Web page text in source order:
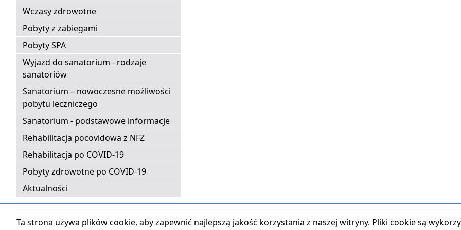
Wczasy zdrowotne
Pobyty z zabiegami
Pobyty SPA
Wyjazd do sanatorium - rodzaje
sanatoriów
Sanatorium – nowoczesne możliwości
pobytu leczniczego
Sanatorium - podstawowe informacje
Rehabilitacja pocovidowa z NFZ
Rehabilitacja po COVID-19
Pobyty zdrowotne po COVID-19
Aktualności
Strona główna | Kontakt z serwisem | Reklama w serwisie | Regulamin serwisu | Polityka
Ta strona używa plików cookie, aby zapewnić najlepszą jakość korzystania z naszej witryny. Pliki cookie są